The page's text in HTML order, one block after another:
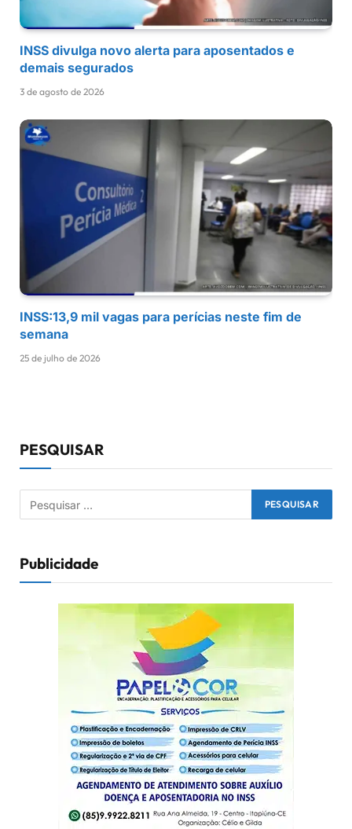
INSS divulga novo alerta para aposentados e
demais segurados
3 de agosto de 2026
INSS:13,9 mil vagas para perícias neste fim de
semana
25 de julho de 2026
PESQUISAR
Publicidade